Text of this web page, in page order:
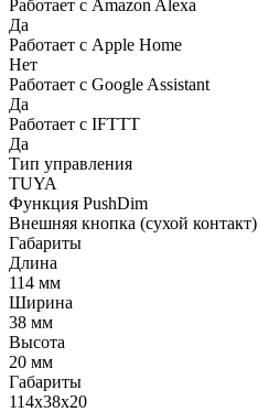
Работает с Amazon Alexa
Да
Работает с Apple Home
Нет
Работает с Google Assistant
Да
Работает с IFTTT
Да
Тип управления
TUYA
Функция PushDim
Внешняя кнопка (сухой контакт)
Габариты
Длина
114 мм
Ширина
38 мм
Высота
20 мм
Габариты
114x38x20